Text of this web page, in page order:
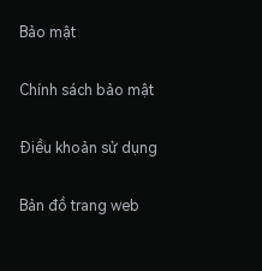
Bảo mật
Chính sách bảo mật
Điều khoản sử dụng
Bản đồ trang web